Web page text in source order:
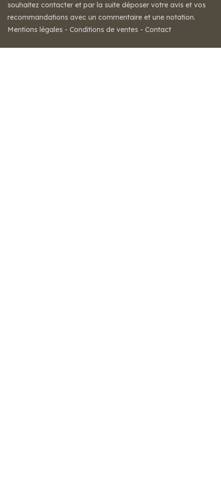
souhaitez contacter et par la suite déposer votre avis et vos
recommandations avec un commentaire et une notation.
Mentions légales - Conditions de ventes - Contact